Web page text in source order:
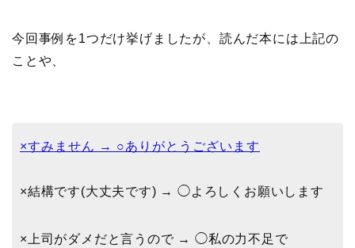
今回事例を1つだけ挙げましたが、読んだ本には上記の
ことや、
×すみません → ○ありがとうございます
×結構です(大丈夫です) → ◯よろしくお願いします
×上司がダメだと言うので → ◯私の力不足で